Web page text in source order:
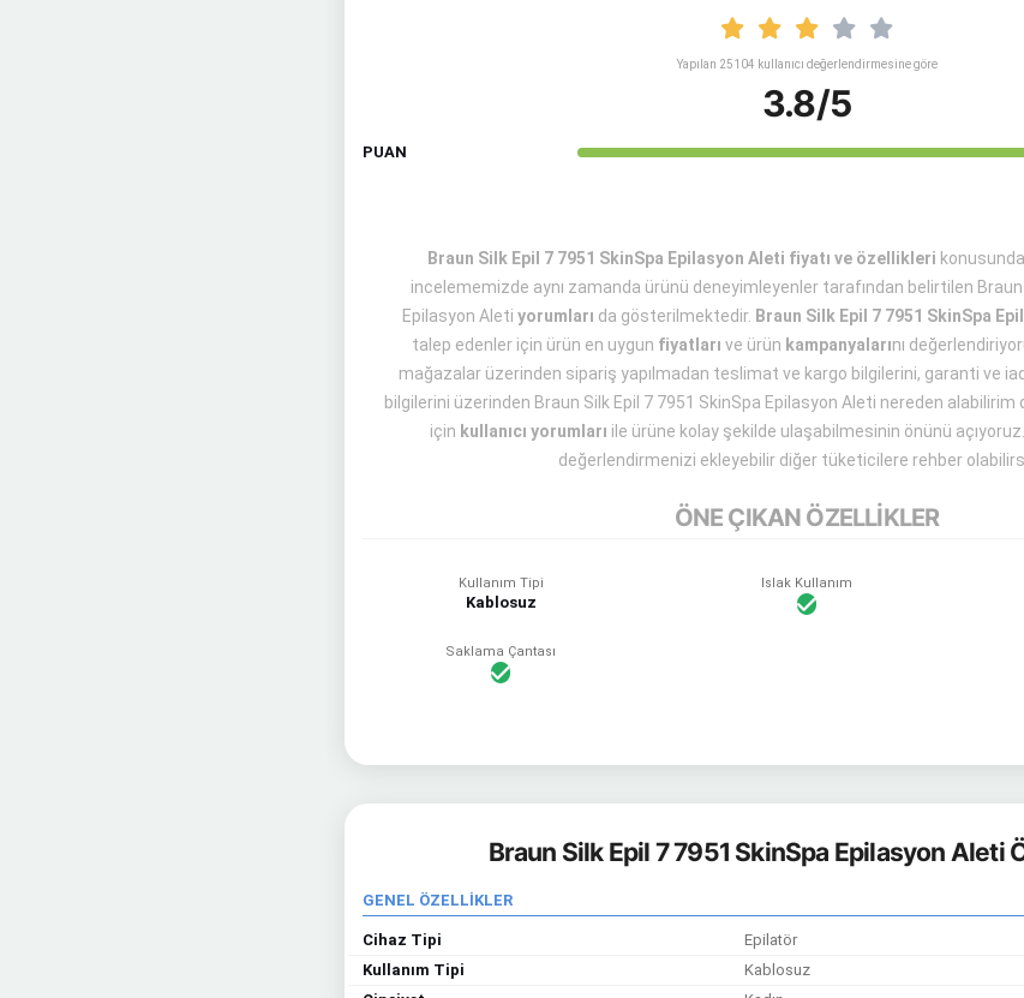
Yapılan 25104 kullanıcı değerlendirmesine göre
3.8/5
PUAN
Braun Silk Epil 7 7951 SkinSpa Epilasyon Aleti fiyatı ve özellikleri
incelememizde aynı zamanda ürünü deneyimleyenler tarafından belirtilen Braun
Epilasyon Aleti yorumları da gösterilmektedir. Braun Silk Epil 7 7951 SkinSpa
talep edenler için ürün en uygun fiyatları ve ürün kampanyalarını
mağazalar üzerinden sipariş yapılmadan teslimat ve kargo bilgilerini, garanti ve
bilgilerini üzerinden Braun Silk Epil 7 7951 SkinSpa Epilasyon Aleti nereden
için kullanıcı yorumları ile ürüne kolay şekilde ulaşabilmesinin önünü açıyoruz.
değerlendirmenizi ekleyebilir diğer tüketicilere rehber
ÖNE ÇIKAN ÖZELLİKLER
Kullanım Tipi
Kablosuz
Islak Kullanım
Saklama Çantası
Braun Silk Epil 7 7951 SkinSpa Epilasyon Aleti
GENEL ÖZELLİKLER
Cihaz Tipi
Epilatör
Kullanım Tipi
Kablosuz